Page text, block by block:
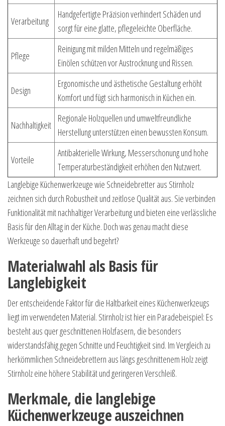
Verarbeitung
Handgefertigte Präzision verhindert Schäden und
sorgt für eine glatte, pflegeleichte Oberfläche.
Pflege
Reinigung mit milden Mitteln und regelmäßiges
Einölen schützen vor Austrocknung und Rissen.
Design
Ergonomische und ästhetische Gestaltung erhöht
Komfort und fügt sich harmonisch in Küchen ein.
Nachhaltigkeit
Regionale Holzquellen und umweltfreundliche
Herstellung unterstützen einen bewussten Konsum.
Vorteile
Antibakterielle Wirkung, Messerschonung und hohe
Temperaturbeständigkeit erhöhen den Nutzwert.
Langlebige Küchenwerkzeuge wie Schneidebretter aus Stirnholz
zeichnen sich durch Robustheit und zeitlose Qualität aus. Sie verbinden
Funktionalität mit nachhaltiger Verarbeitung und bieten eine verlässliche
Basis für den Alltag in der Küche. Doch was genau macht diese
Werkzeuge so dauerhaft und begehrt?
Materialwahl als Basis für
Langlebigkeit
Der entscheidende Faktor für die Haltbarkeit eines Küchenwerkzeugs
liegt im verwendeten Material. Stirnholz ist hier ein Paradebeispiel: Es
besteht aus quer geschnittenen Holzfasern, die besonders
widerstandsfähig gegen Schnitte und Feuchtigkeit sind. Im Vergleich zu
herkömmlichen Schneidebrettern aus längs geschnittenem Holz zeigt
Stirnholz eine höhere Stabilität und geringeren Verschleiß.
Merkmale, die langlebige
Küchenwerkzeuge auszeichnen